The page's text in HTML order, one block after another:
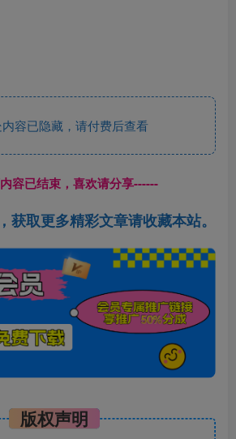
容已隐藏，请付费后查看
容已结束，喜欢请分享------
获取更多精彩文章请收藏本站。
版权声明